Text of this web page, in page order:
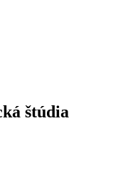
štúdia